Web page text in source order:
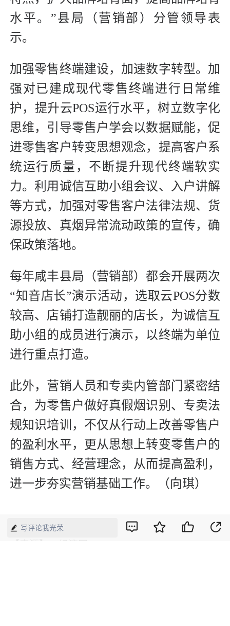
水平。”县局（营销部）分管领导表
示。
加强零售终端建设，加速数字转型。加
强对已建成现代零售终端进行日常维
护，提升云POS运行水平，树立数字化
思维，引导零售户学会以数据赋能，促
进零售客户转变思想观念，提高客户系
统运行质量，不断提升现代终端软实
力。利用诚信互助小组会议、入户讲解
等方式，加强对零售客户法律法规、货
源投放、真烟异常流动政策的宣传，确
保政策落地。
每年咸丰县局（营销部）都会开展两次
“知音店长”演示活动，选取云POS分数
较高、店铺打造靓丽的店长，为诚信互
助小组的成员进行演示，以终端为单位
进行重点打造。
此外，营销人员和专卖内管部门紧密结
合，为零售户做好真假烟识别、专卖法
规知识培训，不仅从行动上改善零售户
的盈利水平，更从思想上转变零售户的
销售方式、经营理念，从而提高盈利，
进一步夯实营销基础工作。（向琪）
【来源】：经济网
写评论我光荣